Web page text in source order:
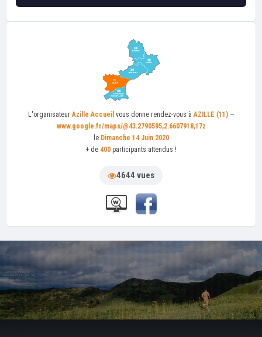
L'organisateurAzille Accueil vous donne rendez-vous àAZILLE (11)—
www.google.fr/maps/@43.2790595,2.6607918,17z
le Dimanche 14 Juin 2020
+ de 400 participants attendus !
4644 vues